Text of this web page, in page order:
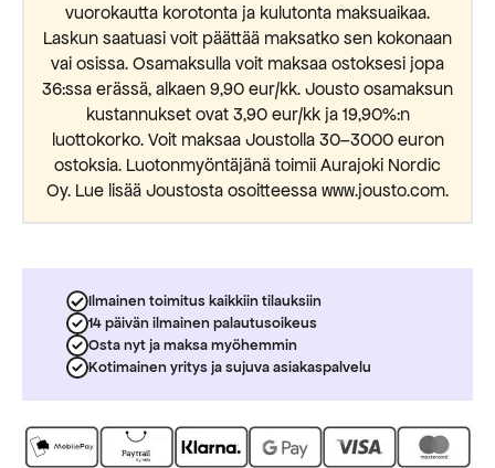
vuorokautta korotonta ja kulutonta maksuaikaa.
Laskun saatuasi voit päättää maksatko sen kokonaan
vai osissa. Osamaksulla voit maksaa ostoksesi jopa
36:ssa erässä, alkaen 9,90 eur/kk. Jousto osamaksun
kustannukset ovat 3,90 eur/kk ja 19,90%:n
luottokorko. Voit maksaa Joustolla 30–3000 euron
ostoksia. Luotonmyöntäjänä toimii Aurajoki Nordic
Oy. Lue lisää Joustosta osoitteessa www.jousto.com.
Ilmainen toimitus kaikkiin tilauksiin
14 päivän ilmainen palautusoikeus
Osta nyt ja maksa myöhemmin
Kotimainen yritys ja sujuva asiakaspalvelu